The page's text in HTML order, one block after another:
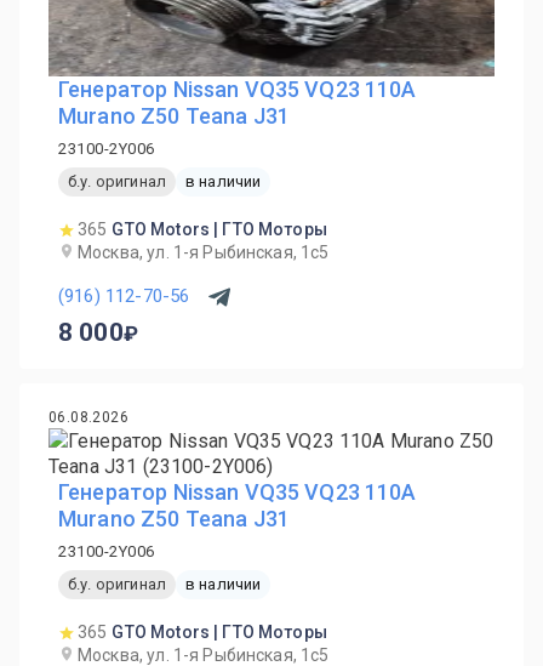
Генератор Nissan VQ35 VQ23 110A
Murano Z50 Teana J31
23100-2Y006
б.у. оригинал
в наличии
365 GTO Motors | ГТО Моторы
Москва, ул. 1-я Рыбинская, 1с5
(916) 112-70-56
8 000
06.08.2026
Генератор Nissan VQ35 VQ23 110A
Murano Z50 Teana J31
23100-2Y006
б.у. оригинал
в наличии
365 GTO Motors | ГТО Моторы
Москва, ул. 1-я Рыбинская, 1с5